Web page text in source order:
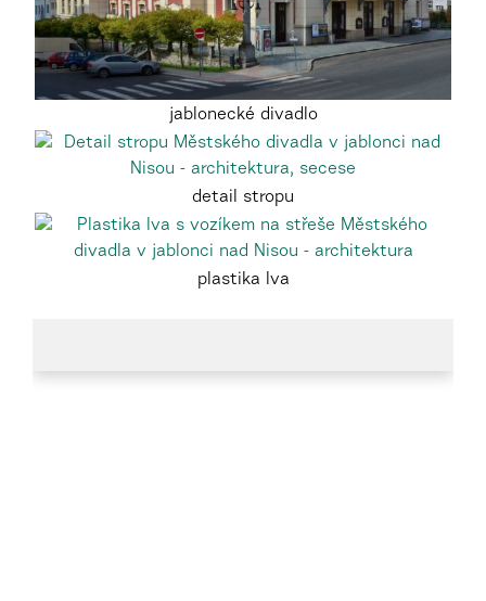
jablonecké divadlo
detail stropu
plastika lva